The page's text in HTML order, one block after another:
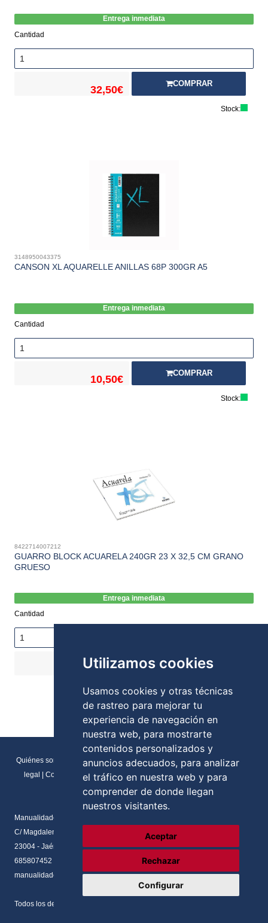
Utilizamos cookies
Usamos cookies y otras técnicas
de rastreo para mejorar tu
experiencia de navegación en
nuestra web, para mostrarte
contenidos personalizados y
anuncios adecuados, para analizar
el tráfico en nuestra web y para
comprender de donde llegan
nuestros visitantes.
Aceptar
Rechazar
Configurar
Entrega inmediata
Cantidad
32,50€
COMPRAR
Stock:
3148950043375
CANSON XL AQUARELLE ANILLAS 68P 300GR A5
Entrega inmediata
Cantidad
10,50€
COMPRAR
Stock:
8422714007212
GUARRO BLOCK ACUARELA 240GR 23 X 32,5 CM GRANO
GRUESO
Entrega inmediata
Cantidad
15,95€
COMPRAR
Stock:
Quiénes somos Direcciones y contactos|Formulario de contacto|Aviso
legal | Condiciones generales de venta|Política de cookies|RGPD
Preferencias de cookies
Manualidades Flores
C/ Magdalena del prado, N.2 Local
23004 - Jaén - Andalucia
685807452
manualidadesflores@manualnova.com
Todos los derechos reservados. Desarrollado por